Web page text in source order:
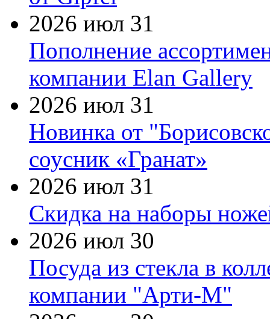
2026 июл 31
Пополнение
компании Elan Gallery
2026 июл 31
Новинка от
соусник «Гранат»
2026 июл 31
Скидка на наборы
2026 июл 30
Посуда из стекла в
компании "Арти-М"